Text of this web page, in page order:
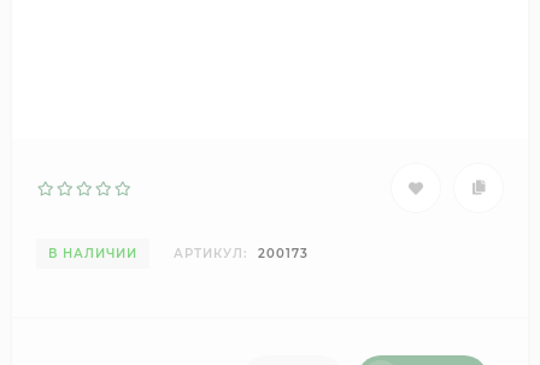
В НАЛИЧИИ АРТИКУЛ: 200173